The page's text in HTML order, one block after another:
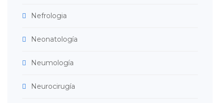
Nefrologia
Neonatología
Neumología
Neurocirugía